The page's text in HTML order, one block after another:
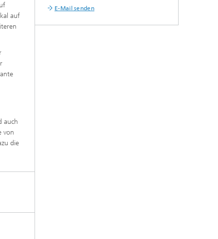
auf
auch
von
die
E-Mail senden